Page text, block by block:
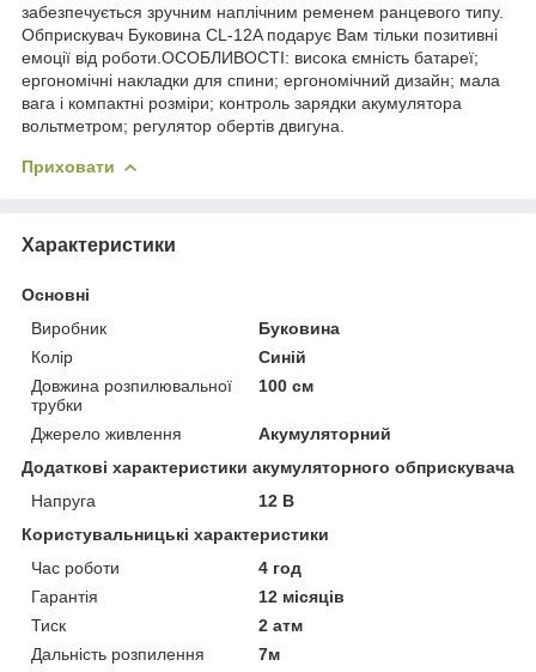
забезпечується зручним наплічним ременем ранцевого типу.
Обприскувач Буковина CL-12A подарує Вам тільки позитивні
емоції від роботи.ОСОБЛИВОСТІ: висока ємність батареї;
ергономічні накладки для спини; ергономічний дизайн; мала
вага і компактні розміри; контроль зарядки акумулятора
вольтметром; регулятор обертів двигуна.
Приховати
Характеристики
Основні
Виробник
Буковина
Колір
Синій
Довжина розпилювальної
трубки
100 см
Джерело живлення
Акумуляторний
Додаткові характеристики акумуляторного обприскувача
Напруга
12 В
Користувальницькі характеристики
Час роботи
4 год
Гарантія
12 місяців
Тиск
2 атм
Дальність розпилення
7м